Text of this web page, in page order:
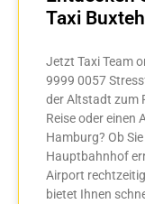
Taxi
Jetzt Taxi Team
9999 0057
der Altstadt zum
Reise oder einen
Hamburg? Ob
Hauptbahnhof
Airport
bietet Ihnen